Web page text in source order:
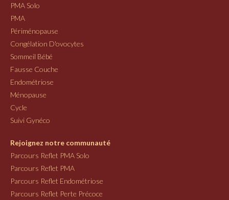
PMA Solo
PMA
Périménopause
Congélation D'ovocytes
Sommeil Bébé
Fausse Couche
Endométriose
Ménopause
Cycle
Suivi Gynéco
Rejoignez notre communauté
Parcours Reflet PMA Solo
Parcours Reflet PMA
Parcours Reflet Endométriose
Parcours Reflet Perte Précoce